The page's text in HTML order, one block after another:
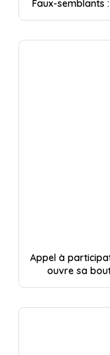
Faux-semblants
Appel à
ouvre sa